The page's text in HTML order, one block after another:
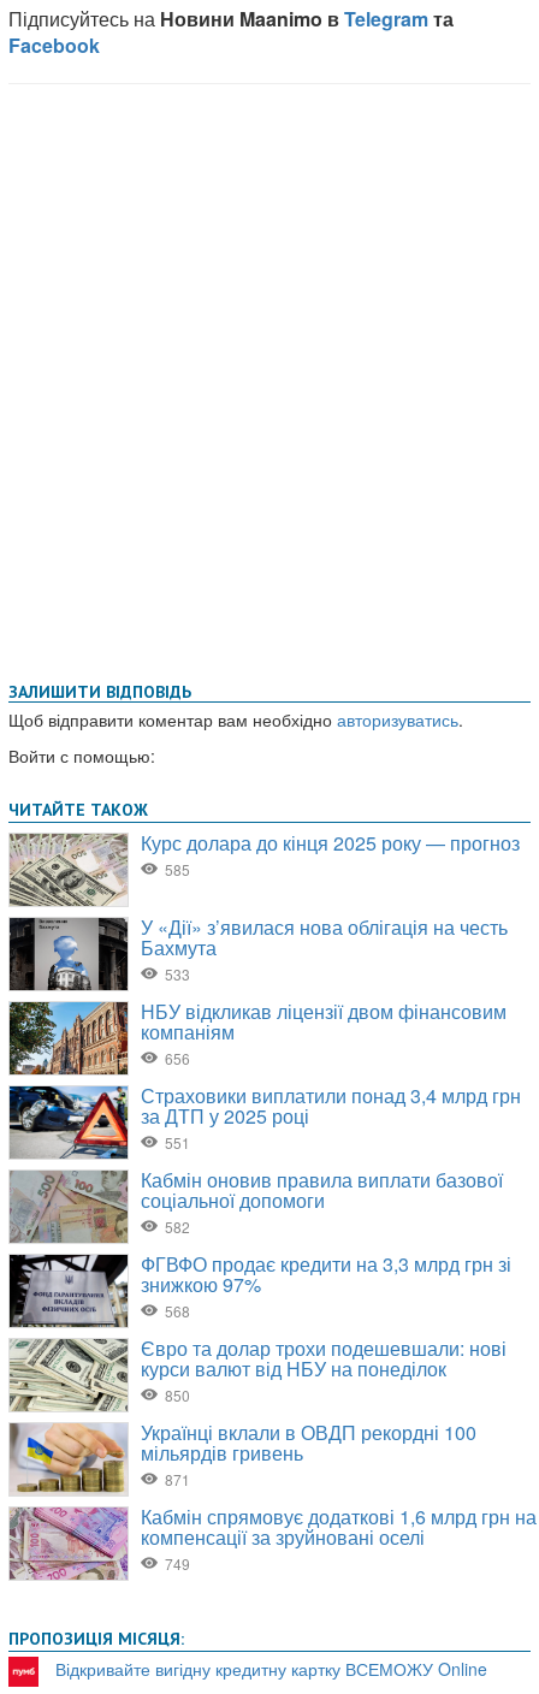
ЗАЛИШИТИ ВІДПОВІДЬ
Щоб відправити коментар вам необхідно авторизуватись.
Войти с помощью:
ПРОПОЗИЦІЯ МІСЯЦЯ:
Відкривайте вигідну кредитну картку ВСЕМОЖУ Online